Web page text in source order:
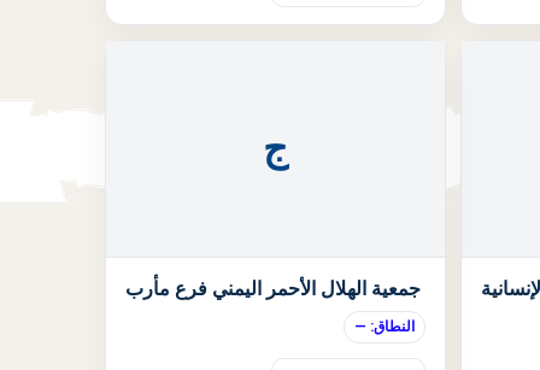
ج
جمعية الهلال الأحمر اليمني فرع مأرب
النطاق: —